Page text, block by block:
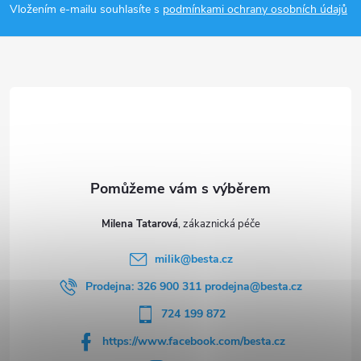
i
s
pVložením e-mailu souhlasíte s podmínkami ochrany osobních údajů
Milena Tatarová
milik@besta.cz
Prodejna: 326 900 311 prodejna@besta.cz
724 199 872
https://www.facebook.com/besta.cz